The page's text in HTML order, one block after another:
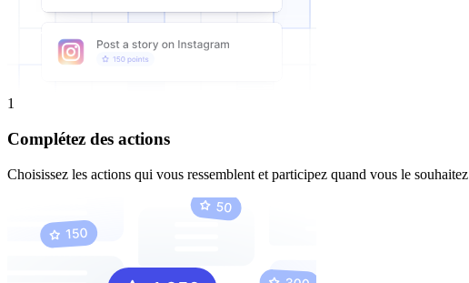
1
Complétez des actions
Choisissez les actions qui vous ressemblent et participez quand vous le souhaitez